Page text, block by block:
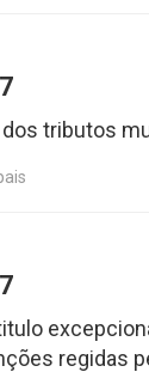
dos tributos
regidas